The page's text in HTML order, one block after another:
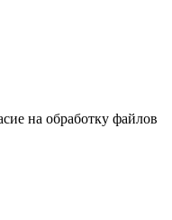
на обработку файлов